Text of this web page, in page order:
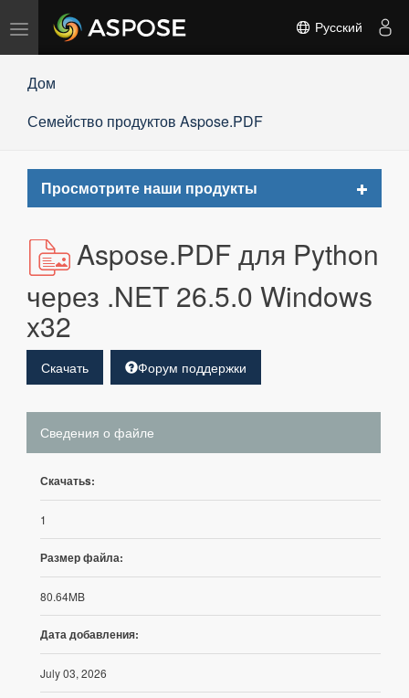
Переключить
навигацию
Русский
Дом
Семейство продуктов Aspose.PDF
Просмотрите наши продукты
Toggle
Aspose.PDF для Python
через .NET 26.5.0 Windows
x32
Скачать Форум поддержки
Сведения о файле
Скачатьs:
1
Размер файла:
80.64MB
Дата добавления:
July 03, 2026